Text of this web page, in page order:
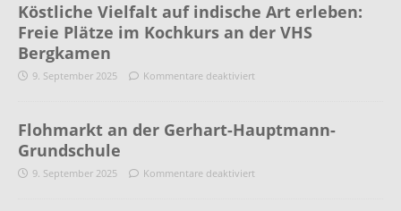
Köstliche Vielfalt auf indische Art erleben:
Freie Plätze im Kochkurs an der VHS
Bergkamen
9. September 2025 Kommentare deaktiviert
Flohmarkt an der Gerhart-Hauptmann-
Grundschule
9. September 2025 Kommentare deaktiviert